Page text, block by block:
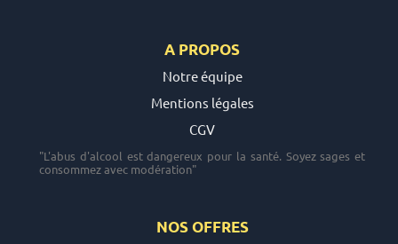
A PROPOS
Notre équipe
Mentions légales
CGV
"L'abus d'alcool est dangereux pour la santé. Soyez sages et
consommez avec modération"
NOS OFFRES